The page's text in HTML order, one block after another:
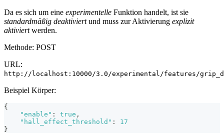
Da es sich um eine experimentelle Funktion handelt, ist sie
standardmäßig deaktiviertund muss zur Aktivierung explizit
aktiviertwerden.
Methode: POST
URL:
http://localhost:10000/3.0/experimental/features/
Beispiel Körper:
{
"enable" : true ,
"hall_effect_threshold" :
17
}